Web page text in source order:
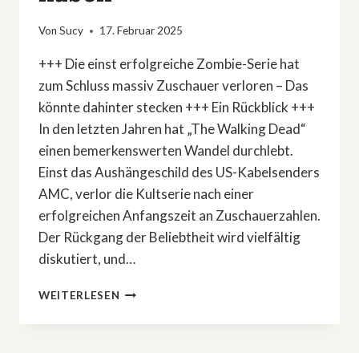
Von Sucy 17. Februar 2025
+++ Die einst erfolgreiche Zombie-Serie hat
zum Schluss massiv Zuschauer verloren – Das
könnte dahinter stecken +++ Ein Rückblick +++
In den letzten Jahren hat „The Walking Dead“
einen bemerkenswerten Wandel durchlebt.
Einst das Aushängeschild des US-Kabelsenders
AMC, verlor die Kultserie nach einer
erfolgreichen Anfangszeit an Zuschauerzahlen.
Der Rückgang der Beliebtheit wird vielfältig
diskutiert, und…
WEITERLESEN »THE
DEAD«: